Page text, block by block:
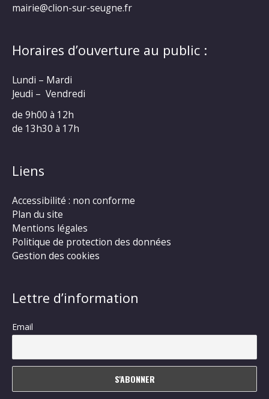
mairie@clion-sur-seugne.fr
Horaires d’ouverture au public :
Lundi – Mardi
Jeudi – Vendredi
de 9h00 à 12h
de 13h30 à 17h
Liens
Accessibilité : non conforme
Plan du site
Mentions légales
Politique de protection des données
Gestion des cookies
Lettre d’information
Email